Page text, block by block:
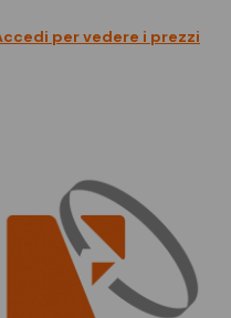
per vedere i prezzi